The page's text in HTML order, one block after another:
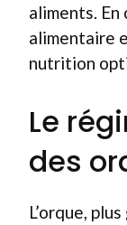
aliments. En
alimentaire
nutrition
Le
des
L’orque,